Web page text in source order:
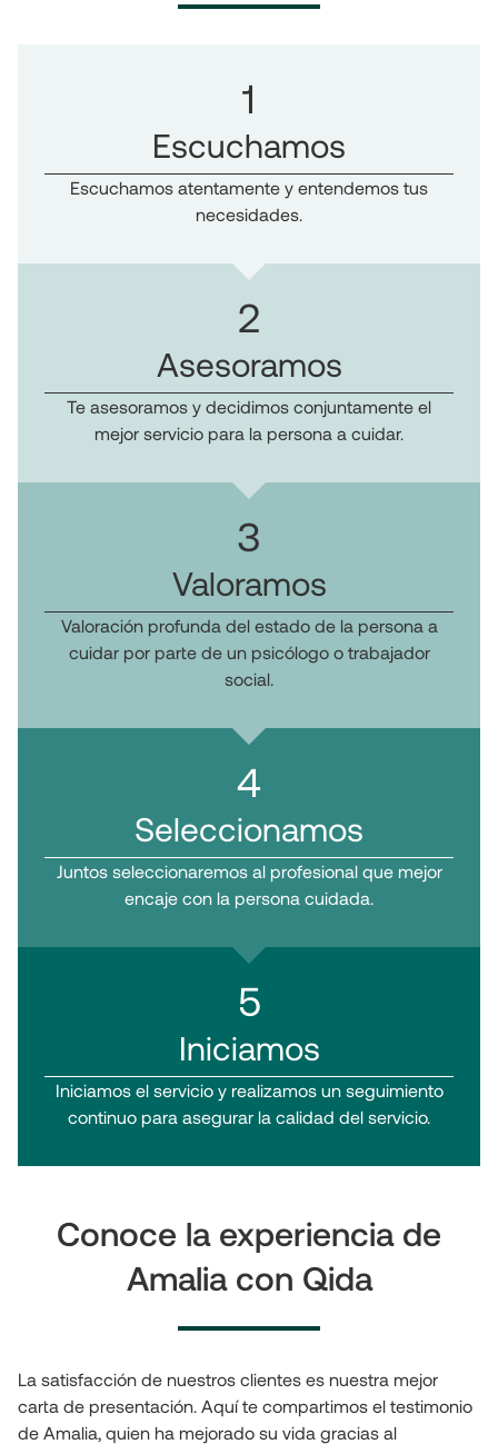
1
Escuchamos
Escuchamos atentamente y entendemos tus
necesidades.
2
Asesoramos
Te asesoramos y decidimos conjuntamente el
mejor servicio para la persona a cuidar.
3
Valoramos
Valoración profunda del estado de la persona a
cuidar por parte de un psicólogo o trabajador
social.
4
Seleccionamos
Juntos seleccionaremos al profesional que mejor
encaje con la persona cuidada.
5
Iniciamos
Iniciamos el servicio y realizamos un seguimiento
continuo para asegurar la calidad del servicio.
Conoce la experiencia de
Amalia con Qida
La satisfacción de nuestros clientes es nuestra mejor
carta de presentación. Aquí te compartimos el testimonio
de Amalia, quien ha mejorado su vida gracias al